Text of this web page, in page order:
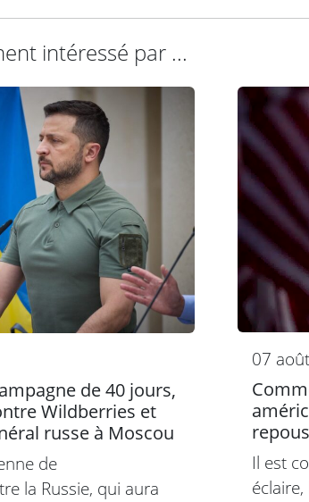
intéressé par ...
de 40 jours,
Wildberries et
russe à Moscou
de
la Russie, qui aura
07
Il est